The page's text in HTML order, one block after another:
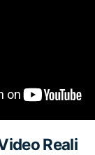
Reali